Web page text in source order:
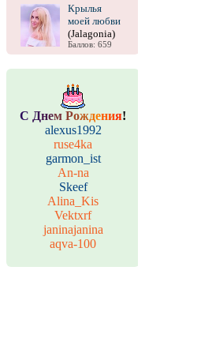
Крылья
моей любви
(Jalagonia)
Баллов: 659
С Днем Рождения!
alexus1992
ruse4ka
garmon_ist
An-na
Skeef
Alina_Kis
Vektxrf
janinajanina
aqva-100